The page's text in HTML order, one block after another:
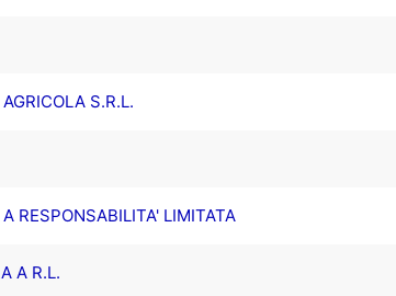
S.R.L.
RESPONSABILITA' LIMITATA
A R.L.